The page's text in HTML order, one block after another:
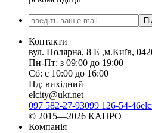
Контакти
вул. Полярна, 8 Е ,м.Київ,
Пн-Пт: з 09:00 до 19:00
Сб: с 10:00 до 16:00
Нд: вихідний
elcity@ukr.net
097 582-27-93099 126-54-46
© 2015—2026 КАПРО
Компанія